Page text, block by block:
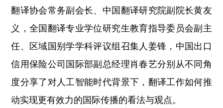
翻译协会常务副会长、中国翻译研究院副院长黄友
义，全国翻译专业学位研究生教育指导委员会副主
任、区域国别学学科评议组召集人姜锋，中国出口
信用保险公司国际部副总经理肖春艺分别从不同角
度分享了对人工智能时代背景下，翻译工作如何推
动实现更有效力的国际传播的看法与观点。